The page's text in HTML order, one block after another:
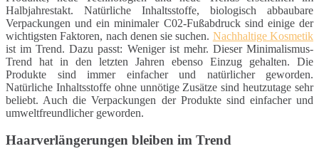
Halbjahrestakt. Natürliche Inhaltsstoffe, biologisch abbaubare
Verpackungen und ein minimaler C02-Fußabdruck sind einige der
wichtigsten Faktoren, nach denen sie suchen. Nachhaltige Kosmetik
ist im Trend. Dazu passt: Weniger ist mehr. Dieser Minimalismus-
Trend hat in den letzten Jahren ebenso Einzug gehalten. Die
Produkte sind immer einfacher und natürlicher geworden.
Natürliche Inhaltsstoffe ohne unnötige Zusätze sind heutzutage sehr
beliebt. Auch die Verpackungen der Produkte sind einfacher und
umweltfreundlicher geworden.
Haarverlängerungen bleiben im Trend